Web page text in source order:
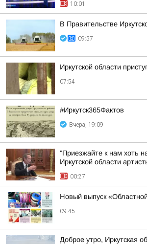
10:01
В Правительстве
09:57
Иркутской области
07:54
#Иркутск365Фактов
Вчера, 19:09
"Приезжайте к нам хоть
Иркутской области
00:27
Новый выпуск
09:45
Доброе утро, Иркутская